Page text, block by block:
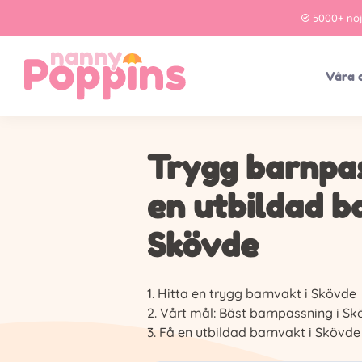
5000+
Våra
Trygg
en utbildad
Skövde
Hitta en trygg barnvakt i Skövde
Vårt mål: Bäst barnpassning i
Få en utbildad barnvakt i Skövde